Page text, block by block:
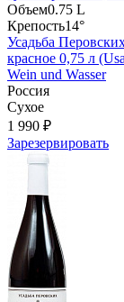
Объем0.75 L
Крепость14°
Усадьба
красное 0,75 л
Wein und Wasser
Россия
Сухое
1 990 ₽
Зарезервировать